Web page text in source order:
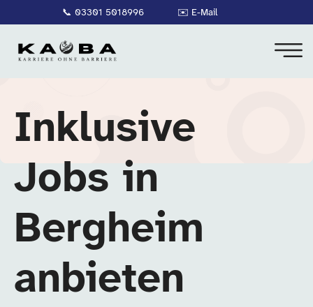
📞 03301 5018996 ✉️ E-Mail
Inklusive
Jobs in
Bergheim
anbieten